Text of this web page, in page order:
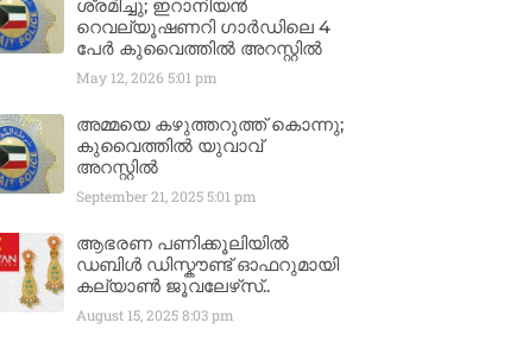
ശ്രമിച്ചു; ഇറാനിയൻ
റെവല്യൂഷണറി ഗാർഡിലെ 4
പേർ കുവൈത്തിൽ അറസ്റ്റിൽ
May 12, 2026 5:01 pm
അമ്മയെ കഴുത്തറുത്ത് കൊന്നു;
കുവൈത്തിൽ യുവാവ്
അറസ്റ്റിൽ
September 21, 20255:01 pm
ആഭരണ പണിക്കൂലിയിൽ
ഡബിൾ ഡിസ്കൗണ്ട് ഓഫറുമായി
കല്യാൺ ജൂവലേഴ്‌സ്..
August 15, 20258:03 pm